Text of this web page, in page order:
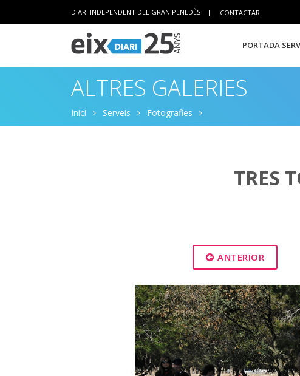
DIARI INDEPENDENT DEL GRAN PENEDÈS | CONTACTAR
PORTADA
ALTRES GALERIES
Inici Serveis Fotografies
TRES
ANTERIOR